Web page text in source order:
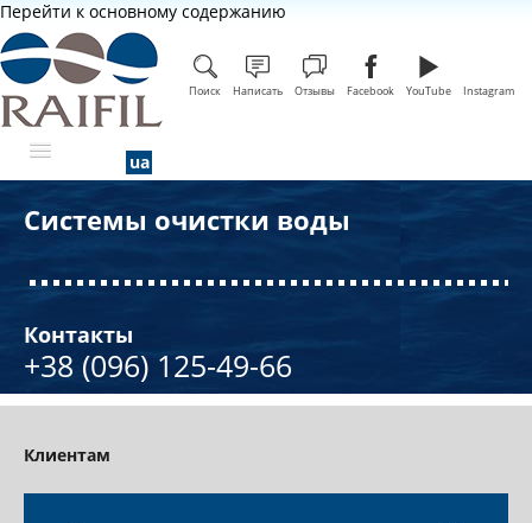
Перейти к основному содержанию
Поиск Написать Отзывы Facebook YouTube Instagram
О КОМПАНИИ
СОТРУДНИЧЕСТВО
НОВОСТИ
ЦЕНТР ЗНАНИЙ
Системы очистки воды
Контакты
+38 (096) 125-49-66
Клиентам